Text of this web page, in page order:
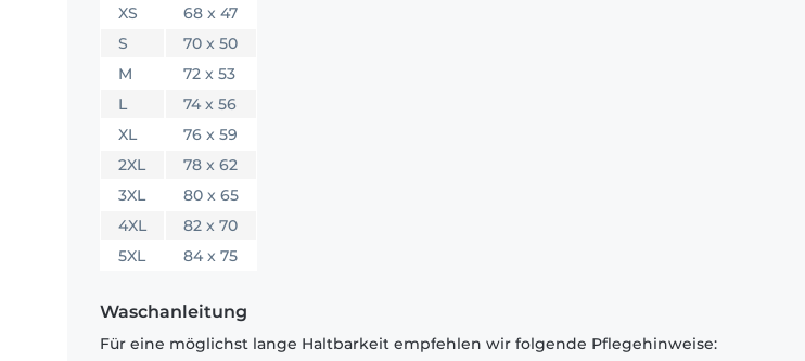
XS
68 x 47
S
70 x 50
M
72 x 53
L
74 x 56
XL
76 x 59
2XL
78 x 62
3XL
80 x 65
4XL
82 x 70
5XL
84 x 75
Waschanleitung
Für eine möglichst lange Haltbarkeit empfehlen wir folgende Pflegehinweise: